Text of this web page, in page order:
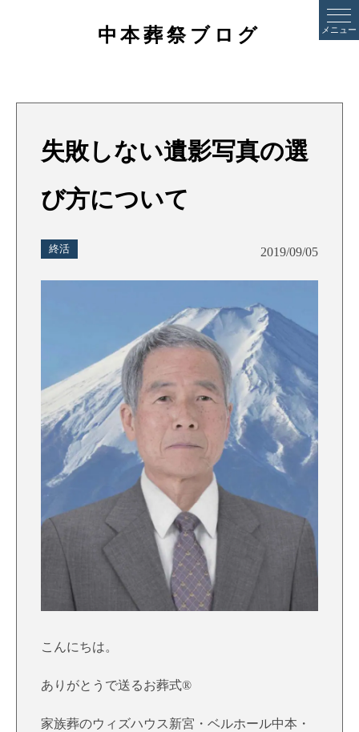
メニュー
中本葬祭ブログ
失敗しない遺影写真の選
び方について
終活 2019/09/05
こんにちは。
ありがとうで送るお葬式®
家族葬のウィズハウス新宮・ベルホール中本・